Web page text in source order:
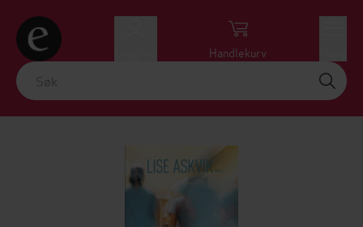
Handlekurv